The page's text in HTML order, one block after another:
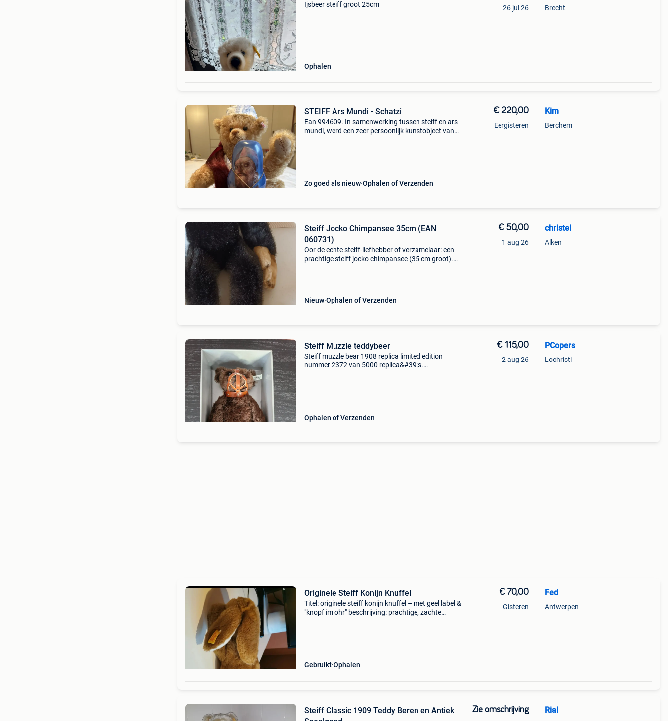
Ijsbeer steiff groot 25cm
Ophalen
26 jul 26 Brecht
STEIFF Ars Mundi - Schatzi
Ean 994609. In samenwerking tussen steiff en ars
mundi, werd een zeer persoonlijk kunstobject van
Zo goed als nieuw Ophalen of Verzenden
€ 220,00
Eergisteren
Kim
Berchem
Steiff Jocko Chimpansee 35cm (EAN
060731)
Oor de echte steiff-liefhebber of verzamelaar: een
prachtige steiff jocko chimpansee (35 cm groot).
Nieuw Ophalen of Verzenden
€ 50,00
1 aug 26
christel
Alken
Steiff Muzzle teddybeer
Steiff muzzle bear 1908 replica limited edition
nummer 2372 van 5000 replica&#39;s.
Ophalen of Verzenden
€ 115,00
2 aug 26
PCopers
Lochristi
Originele Steiff Konijn Knuffel
Titel: originele steiff konijn knuffel – met geel label &
"knopf im ohr" beschrijving: prachtige, zachte
Gebruikt Ophalen
€ 70,00
Gisteren
Fed
Antwerpen
Steiff Classic 1909 Teddy Beren en Antiek
Zie omschrijving Rial